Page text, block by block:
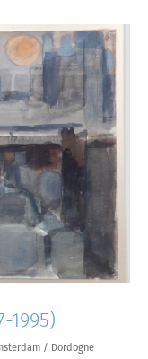
1995)
/ Dordogne